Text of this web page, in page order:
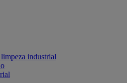
industrial